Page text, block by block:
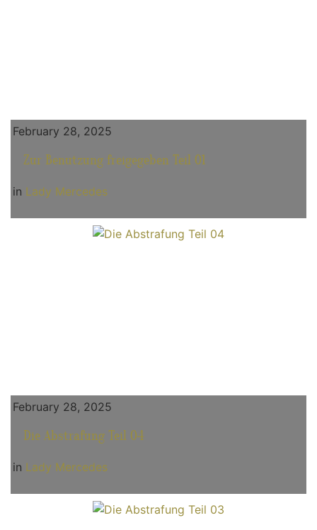
February 28, 2025
Zur Benutzung freigegeben Teil 01
in Lady Mercedes
February 28, 2025
Die Abstrafung Teil 04
in Lady Mercedes